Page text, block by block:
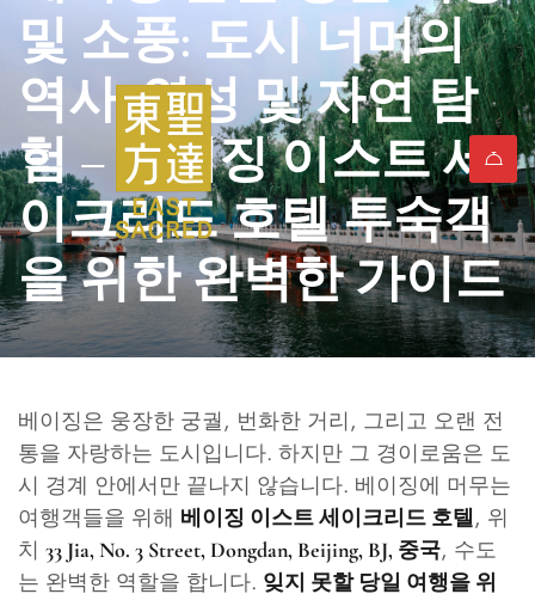
및 소풍: 도시 너머의
역사, 영성 및 자연 탐
험 – 베이징 이스트 세
이크리드 호텔 투숙객
을 위한 완벽한 가이드
베이징은 웅장한 궁궐, 번화한 거리, 그리고 오랜 전
통을 자랑하는 도시입니다. 하지만 그 경이로움은 도
시 경계 안에서만 끝나지 않습니다. 베이징에 머무는
여행객들을 위해 베이징 이스트 세이크리드 호텔, 위
치 33 Jia, No. 3 Street, Dongdan, Beijing, BJ, 중국, 수도
는 완벽한 역할을 합니다. 잊지 못할 당일 여행을 위